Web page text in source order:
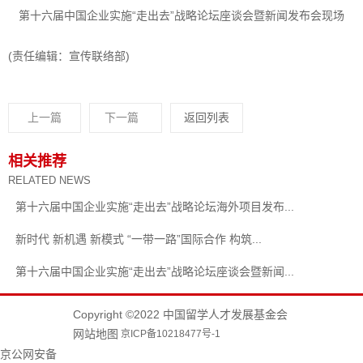
第十六届中国企业实施“走出去”战略论坛座谈会暨新闻发布会现场
(责任编辑：宣传联络部)
上一篇 下一篇 返回列表
相关推荐
RELATED NEWS
第十六届中国企业实施“走出去”战略论坛海外项目发布...
新时代 新机遇 新模式 “一带一路”国际合作 构筑...
第十六届中国企业实施“走出去”战略论坛座谈会暨新闻...
Copyright ©2022 中国留学人才发展基金会
网站地图 京ICP备10218477号-1
京公网安备